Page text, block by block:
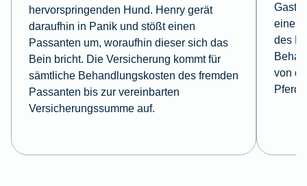
hervorspringenden Hund. Henry gerät
daraufhin in Panik und stößt einen
Passanten um, woraufhin dieser sich das
Bein bricht. Die Versicherung kommt für
sämtliche Behandlungskosten des fremden
Passanten bis zur vereinbarten
Versicherungssumme auf.
einem
des
von